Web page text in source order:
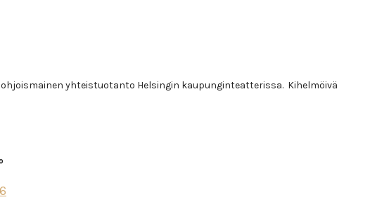
yhteistuotanto Helsingin kaupunginteatterissa. Kihelmöivä